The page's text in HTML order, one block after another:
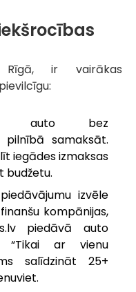
ir vairākas
auto bez
pilnībā samaksāt.
iegādes izmaksas
budžetu.
izvēle
kompānijas,
piedāvā auto
“Tikai ar vienu
salīdzināt 25+